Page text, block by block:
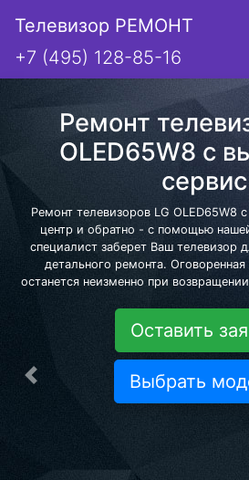
Телевизор РЕМОНТ
+7 (495) 128-85-16
Ремонт
OLED65W8 с
сервис
Ремонт телевизоров LG OLED65W8
центр и обратно - с помощью
специалист заберет Ваш телевизор
детального ремонта.
останется неизменно при
Оставить
Выбрать
Предыдущая